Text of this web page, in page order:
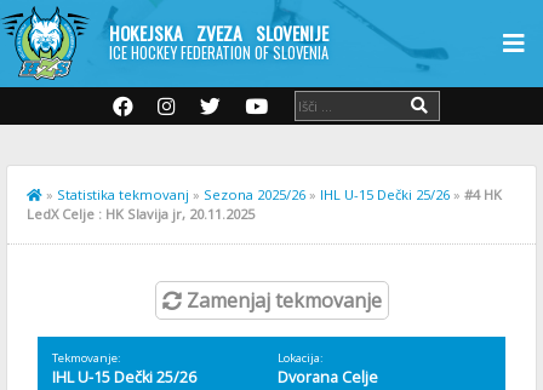
HOKEJSKA ZVEZA SLOVENIJE
ICE HOCKEY FEDERATION OF SLOVENIA
» Statistika tekmovanj » Sezona 2025/26 » IHL U-15 Dečki 25/26 » #4 HK
LedX Celje : HK Slavija jr, 20.11.2025
Zamenjaj tekmovanje
Tekmovanje:
IHL U-15 Dečki 25/26
Lokacija:
Dvorana Celje